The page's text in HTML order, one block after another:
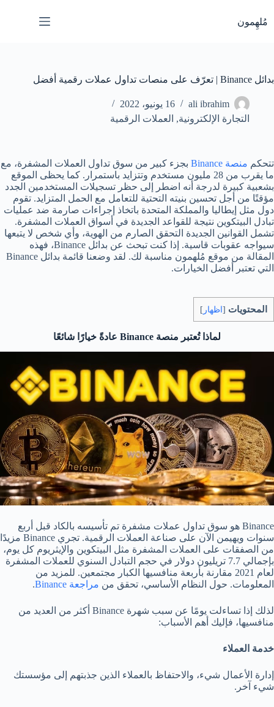
إلى
المحتوى
مُلهِمون
بدائل Binance | تعرّف على منصات تداول عملات رقمية أفضل
ali ibrahim
16 يونيو، 2022
التجارة الإلكترونية, العملات الرقمية
تتحكم منصة Binance
بجزء كبير من سوق تداول العملات المشفرة، مع
ما يقرب من 28 مليون مستخدم وتتزايد باستمرار. كما يحظى الموقع
بشعبية كبيرة لدرجة أنه اضطر إلى حظر تسجيلات المستخدمين الجدد
مؤقتًا من أجل تحسين بنيته التحتية للتعامل مع الحمل المتزايد. تقوم
دول مثل إيطاليا والمملكة المتحدة باتخاذ إجراءات صارمة ضد عمليات
تبادل البيتكوين نتيجة للقواعد الجديدة في أسواق العملات المشفرة.
تشمل القوانين الجديدة التحقق الصارم من الهوية، وأي شخص لا يتبعها
سيواجه عقوبات قاسية. إذا كنت تبحث عن بدائل Binance، فهذه
المقالة من موقع مُلهمون مناسبة لك. لقد وضعنا قائمة بدائل Binance
التي تعتبر أفضل الخيارات.
المحتويات [ اظهار ]
لماذا تُعتبر منصة Binance عادةً خيارًا شائعًا
Binance هو سوق تداول عملات مشفرة تم تأسيسه بالكاد قبل أربع
سنوات ويهيمن الآن على صناعة العملات الرقمية. تجري Binance مزيدًا
من الصفقات على العملات المشفرة مثل البيتكوين والإيثريوم كل يوم،
بإجمالي 7.7 تريليون دولار في حجم التبادل السنوي للعملات المشفرة
لعام 2021 مقارنة بأربعة منافسيها الكبار مجتمعين. للمزيد من
المعلومات. حول النظام الأساسي، تحقق من مراجعة Binance .
لذلك إذا تساءلت يومًا عن سبب شهرة Binance أكثر من العديد من
منافسيها، فإليك أهم الأسباب:
خدمة العملاء
إدارة الأعمال شيء، والاحتفاظ بالعملاء الذين جذبتهم إلى مؤسستك
شيء آخر.